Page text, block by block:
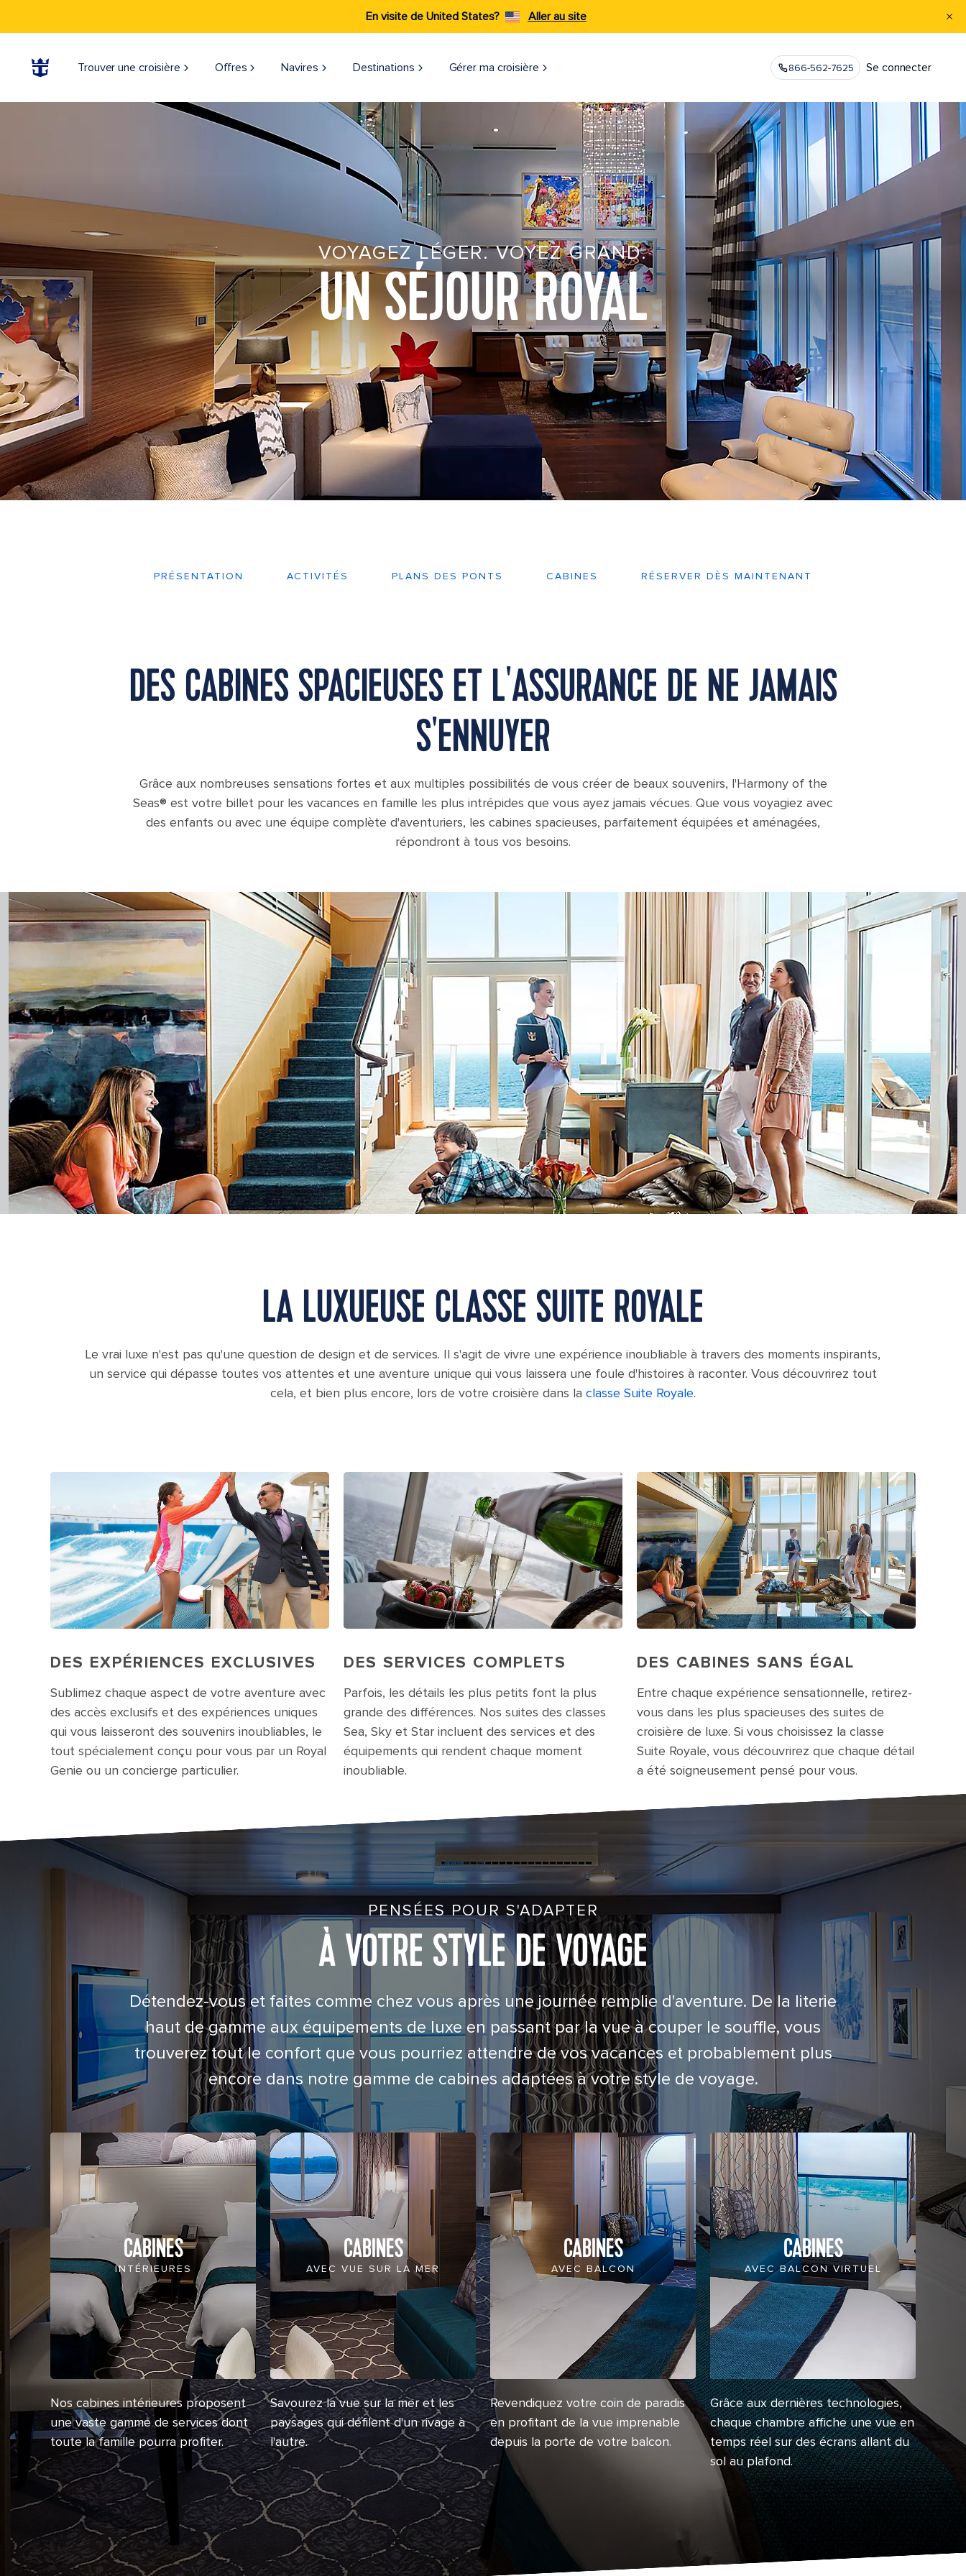
En visite de United States? Aller au site
Trouver une croisière Offres Navires Destinations Gérer ma croisière​ 866-562-7625 Se connecter
VOYAGEZ LÉGER. VOYEZ GRAND.
UN SÉJOUR ROYAL
PRÉSENTATION ACTIVITÉS PLANS DES PONTS CABINES RÉSERVER DÈS MAINTENANT
DES CABINES SPACIEUSES ET L'ASSURANCE DE NE JAMAIS
S'ENNUYER
Grâce aux nombreuses sensations fortes et aux multiples possibilités de vous créer de beaux souvenirs, l'Harmony of the
Seas® est votre billet pour les vacances en famille les plus intrépides que vous ayez jamais vécues. Que vous voyagiez avec
des enfants ou avec une équipe complète d'aventuriers, les cabines spacieuses, parfaitement équipées et aménagées,
répondront à tous vos besoins.
OA, Oasis of the Seas, Royal Suite Class, GENIE shoot,
LA LUXUEUSE CLASSE SUITE ROYALE
Le vrai luxe n'est pas qu'une question de design et de services. Il s'agit de vivre une expérience inoubliable à travers des moments inspirants,
un service qui dépasse toutes vos attentes et une aventure unique qui vous laissera une foule d'histoires à raconter. Vous découvrirez tout
cela, et bien plus encore, lors de votre croisière dans la classe Suite Royale.
DES EXPÉRIENCES EXCLUSIVES
Sublimez chaque aspect de votre aventure avec
des accès exclusifs et des expériences uniques
qui vous laisseront des souvenirs inoubliables, le
tout spécialement conçu pour vous par un Royal
Genie ou un concierge particulier.
DES SERVICES COMPLETS
Parfois, les détails les plus petits font la plus
grande des différences. Nos suites des classes
Sea, Sky et Star incluent des services et des
équipements qui rendent chaque moment
inoubliable.
DES CABINES SANS ÉGAL
Entre chaque expérience sensationnelle, retirez-
vous dans les plus spacieuses des suites de
croisière de luxe. Si vous choisissez la classe
Suite Royale, vous découvrirez que chaque détail
a été soigneusement pensé pour vous.
Cruise Junior Suite with Balcony Cat. JS
PENSÉES POUR S'ADAPTER
À VOTRE STYLE DE VOYAGE
Détendez-vous et faites comme chez vous après une journée remplie d'aventure. De la literie
haut de gamme aux équipements de luxe en passant par la vue à couper le souffle, vous
trouverez tout le confort que vous pourriez attendre de vos vacances et probablement plus
encore dans notre gamme de cabines adaptées à votre style de voyage.
CABINES
INTÉRIEURES
Nos cabines intérieures proposent
une vaste gamme de services dont
toute la famille pourra profiter.
CABINES
AVEC VUE SUR LA MER
Savourez la vue sur la mer et les
paysages qui défilent d'un rivage à
l'autre.
CABINES
AVEC BALCON
Revendiquez votre coin de paradis
en profitant de la vue imprenable
depuis la porte de votre balcon.
CABINES
AVEC BALCON VIRTUEL
Grâce aux dernières technologies,
chaque chambre affiche une vue en
temps réel sur des écrans allant du
sol au plafond.